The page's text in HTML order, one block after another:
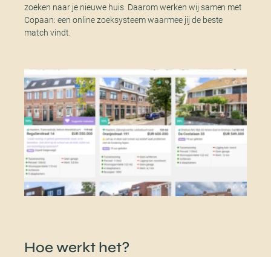
zoeken naar je nieuwe huis. Daarom werken wij samen met
Copaan: een online zoeksysteem waarmee jij de beste
match vindt.
Hoe werkt het?